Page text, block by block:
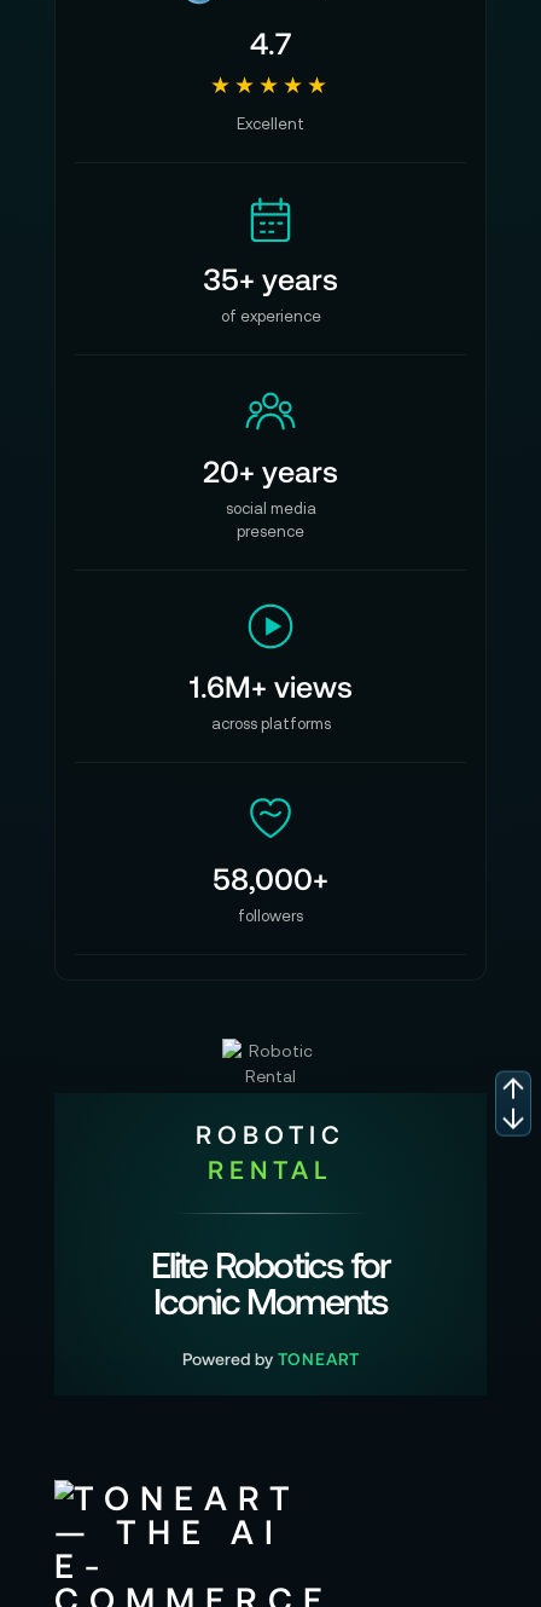
4.7
★★★★★
Excellent
35+ years
of experience
20+ years
social media
presence
1.6M+ views
across platforms
58,000+
followers
ROBOTIC
RENTAL
Elite Robotics for
Iconic Moments
Powered by TONEART